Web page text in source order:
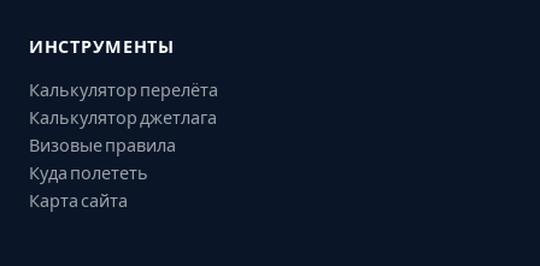
ИНСТРУМЕНТЫ
Калькулятор перелёта
Калькулятор джетлага
Визовые правила
Куда полететь
Карта сайта